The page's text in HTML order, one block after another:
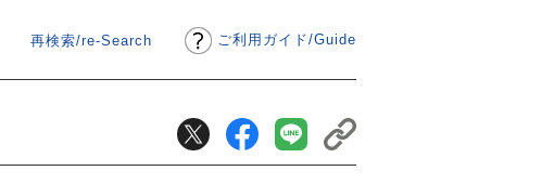
ご利用ガイド/Guide
再検索/re-Search